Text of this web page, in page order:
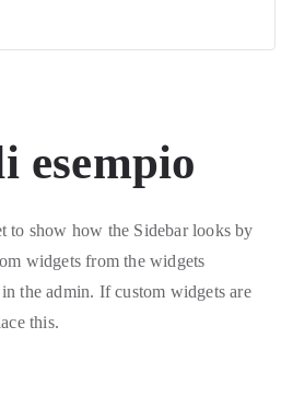
esempio
to show how the Sidebar looks by
widgets from the widgets
the admin. If custom widgets are
this.